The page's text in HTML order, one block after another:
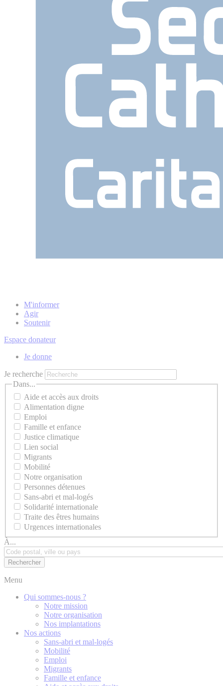
M'informer
Agir
Soutenir
Espace donateur
Je donne
Je recherche
Dans...
Aide et accès aux droits
Alimentation digne
Emploi
Famille et enfance
Justice climatique
Lien social
Migrants
Mobilité
Notre organisation
Personnes détenues
Sans-abri et mal-logés
Solidarité internationale
Traite des êtres humains
Urgences internationales
À...
Menu
Qui sommes-nous ?
Notre mission
Notre organisation
Nos implantations
Nos actions
Sans-abri et mal-logés
Mobilité
Emploi
Migrants
Famille et enfance